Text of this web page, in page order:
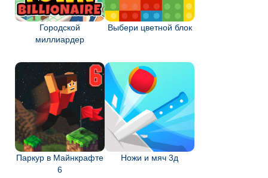
Городской
миллиардер
Выбери цветной блок
Паркур в Майнкрафте
6
Ножи и мяч 3д